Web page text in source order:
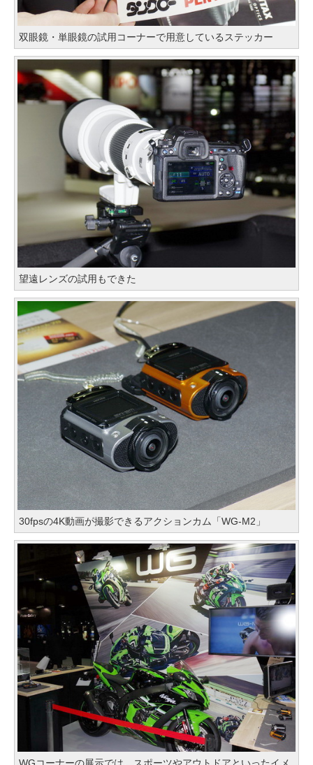
双眼鏡・単眼鏡の試用コーナーで用意しているステッカー
望遠レンズの試用もできた
30fpsの4K動画が撮影できるアクションカム「WG-M2」